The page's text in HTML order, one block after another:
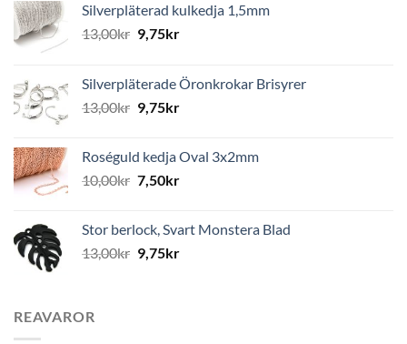
Silverpläterad kulkedja 1,5mm
13,00kr 9,75kr
Silverpläterade Öronkrokar Brisyrer
13,00kr 9,75kr
Roséguld kedja Oval 3x2mm
10,00kr 7,50kr
Stor berlock, Svart Monstera Blad
13,00kr 9,75kr
REAVAROR